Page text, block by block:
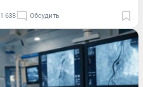
1 638 Обсудить